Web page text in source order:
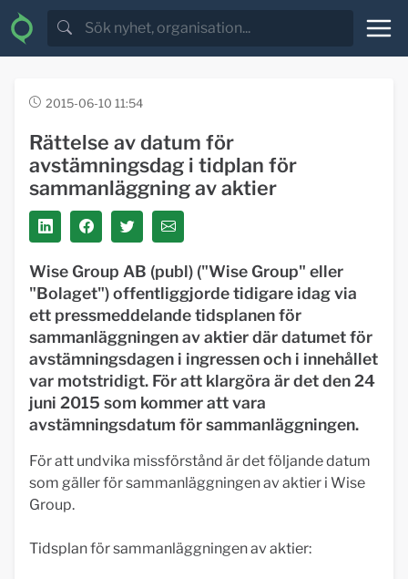
2015-06-10 11:54
Rättelse av datum för
avstämningsdag i tidplan för
sammanläggning av aktier
Wise Group AB (publ) ("Wise Group" eller
"Bolaget") offentliggjorde tidigare idag via
ett pressmeddelande tidsplanen för
sammanläggningen av aktier där datumet för
avstämningsdagen i ingressen och i innehållet
var motstridigt. För att klargöra är det den 24
juni 2015 som kommer att vara
avstämningsdatum för sammanläggningen.
För att undvika missförstånd är det följande datum
som gäller för sammanläggningen av aktier i Wise
Group.
Tidsplan för sammanläggningen av aktier: